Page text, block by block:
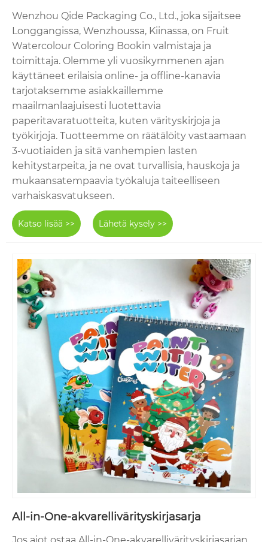
Wenzhou Qide Packaging Co., Ltd., joka sijaitsee
Longgangissa, Wenzhoussa, Kiinassa, on Fruit
Watercolour Coloring Bookin valmistaja ja
toimittaja. Olemme yli vuosikymmenen ajan
käyttäneet erilaisia ​​online- ja offline-kanavia
tarjotaksemme asiakkaillemme
maailmanlaajuisesti luotettavia
paperitavaratuotteita, kuten värityskirjoja ja
työkirjoja. Tuotteemme on räätälöity vastaamaan
3-vuotiaiden ja sitä vanhempien lasten
kehitystarpeita, ja ne ovat turvallisia, hauskoja ja
mukaansatempaavia työkaluja taiteelliseen
varhaiskasvatukseen.
Katso lisää >> Lähetä kysely >>
All-in-One-akvarellivärityskirjasarja